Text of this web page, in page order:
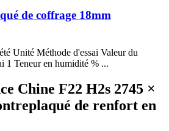
de coffrage 18mm
Unité Méthode d'essai Valeur du
1 Teneur en humidité % ...
Chine F22 H2s 2745 ×
de renfort en